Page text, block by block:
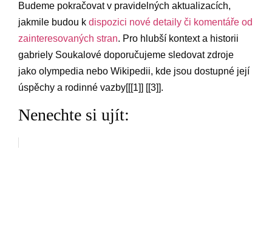
Budeme pokračovat v pravidelných aktualizacích,
jakmile budou k dispozici nové detaily či komentáře od
zainteresovaných stran. Pro hlubší kontext a historii
gabriely Soukalové doporučujeme sledovat zdroje
jako olympedia nebo Wikipedii, kde jsou dostupné její
úspěchy a rodinné vazby[[[1]] [[3]].
Nenechte si ujít: